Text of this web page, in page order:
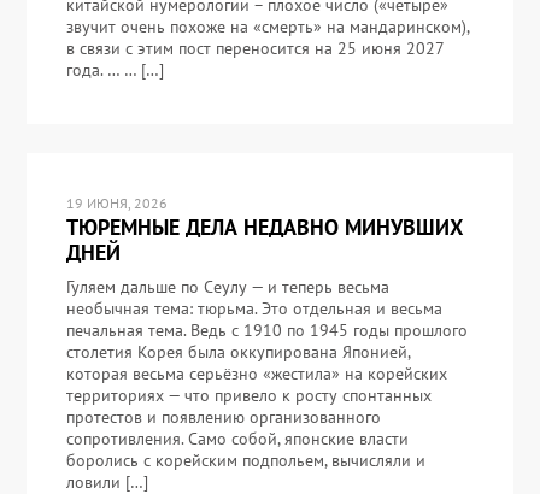
китайской нумерологии – плохое число («четыре»
звучит очень похоже на «смерть» на мандаринском),
в связи с этим пост переносится на 25 июня 2027
года. … … […]
19 ИЮНЯ, 2026
ТЮРЕМНЫЕ ДЕЛА НЕДАВНО МИНУВШИХ
ДНЕЙ
Гуляем дальше по Сеулу — и теперь весьма
необычная тема: тюрьма. Это отдельная и весьма
печальная тема. Ведь с 1910 по 1945 годы прошлого
столетия Корея была оккупирована Японией,
которая весьма серьёзно «жестила» на корейских
территориях — что привело к росту спонтанных
протестов и появлению организованного
сопротивления. Само собой, японские власти
боролись с корейским подпольем, вычисляли и
ловили […]